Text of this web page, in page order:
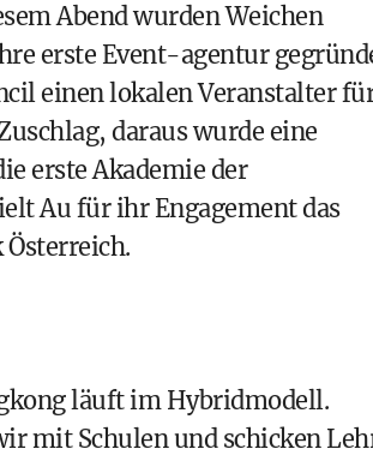
Abend wurden Weichen
erste Event-agentur
einen lokalen Veranstalter
daraus wurde eine
erste Akademie der
Au für ihr Engagement das
läuft im Hybridmodell.
mit Schulen und schicken